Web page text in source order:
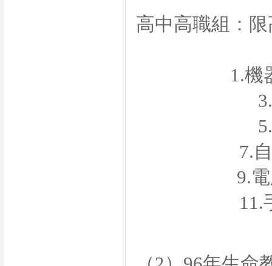
高中高職組：
1.機
3.
5.
7.
9.
11.